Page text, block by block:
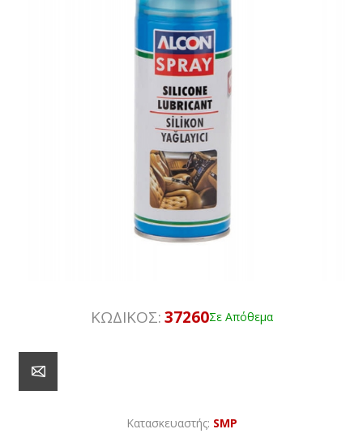
ΚΩΔΙΚΟΣ:37260Σε Απόθεμα
Κατασκευαστής: SMP